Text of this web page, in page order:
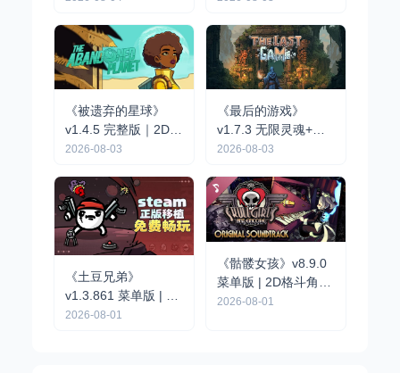
《被遗弃的星球》
v1.4.5 完整版｜2D像
素点击解谜冒险手游
2026-08-03
《最后的游戏》
v1.7.3 无限灵魂+完
整版｜肉鸽弹幕动作
2026-08-03
《土豆兄弟》
v1.3.861 菜单版 | 自
上而下 Roguelike 竞
2026-08-01
《骷髅女孩》v8.9.0
菜单版 | 2D格斗角色
扮演手游
2026-08-01